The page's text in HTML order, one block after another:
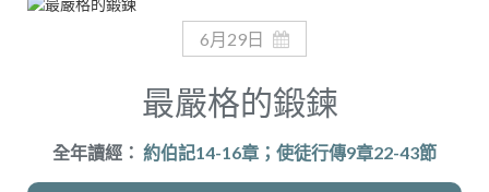
6月29日
最嚴格的鍛鍊
全年讀經： 約伯記14-16章；使徒行傳9章22-43節